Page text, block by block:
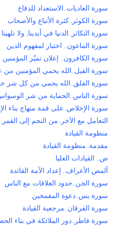
سورة العاديات..الاستعداد للدفاع
سورة الكوثر..كثرة الأتباع والأصحاب
سورة التكاثر..الدنيا في أيدينا, ولا تلهينا
سورة الماعون.. اختبار لمفهوم الدين
سورة الكافرون.. إعلان تميّز
سورة الفيل..الله يحمي المؤمنين من
سورة الفلق..الله يحمي من كل شر
سورة الناس..الحماية من شر
سورة الإخلاص..على قمة منهاج بناء
التعامل مع الآخر..من النجم إلى القمر
منظومة القيادة
مقدمة..منظومة القيادة
ص.. القيادات العليا
ألمص الأعراف.. إعداد الأمة القائدة
سورة الجن..حدود العلاقات مع الناس
سورة يس..دعوة المقمحين
سورة الفرقان..مرجعية القيادة
سورة فاطر..دور الملائكة في بناء